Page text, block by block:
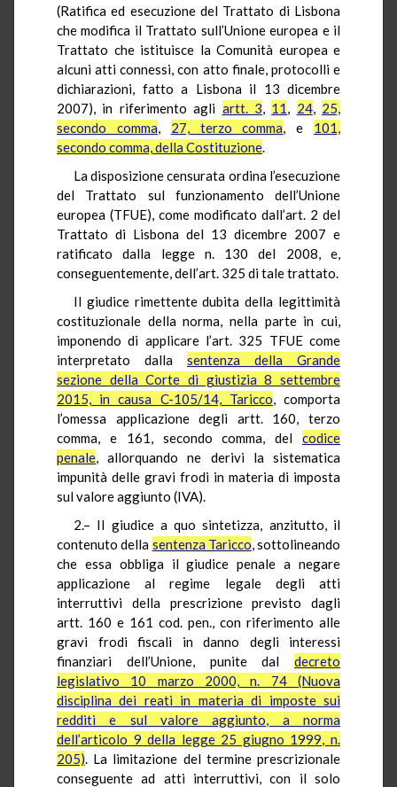
(Ratifica ed esecuzione del Trattato di Lisbona
che modifica il Trattato sull’Unione europea e il
Trattato che istituisce la Comunità europea e
alcuni atti connessi, con atto finale, protocolli e
dichiarazioni, fatto a Lisbona il 13 dicembre
2007), in riferimento agli artt. 3, 11, 24, 25,
secondo comma, 27, terzo comma, e 101,
secondo comma, della Costituzione.
La disposizione censurata ordina l’esecuzione
del Trattato sul funzionamento dell’Unione
europea (TFUE), come modificato dall’art. 2 del
Trattato di Lisbona del 13 dicembre 2007 e
ratificato dalla legge n. 130 del 2008, e,
conseguentemente, dell’art. 325 di tale trattato.
Il giudice rimettente dubita della legittimità
costituzionale della norma, nella parte in cui,
imponendo di applicare l’art. 325 TFUE come
interpretato dalla sentenza della Grande
sezione della Corte di giustizia 8 settembre
2015, in causa C-105/14, Taricco, comporta
l’omessa applicazione degli artt. 160, terzo
comma, e 161, secondo comma, del codice
penale, allorquando ne derivi la sistematica
impunità delle gravi frodi in materia di imposta
sul valore aggiunto (IVA).
2.– Il giudice a quo sintetizza, anzitutto, il
contenuto della sentenza Taricco, sottolineando
che essa obbliga il giudice penale a negare
applicazione al regime legale degli atti
interruttivi della prescrizione previsto dagli
artt. 160 e 161 cod. pen., con riferimento alle
gravi frodi fiscali in danno degli interessi
finanziari dell’Unione, punite dal decreto
legislativo 10 marzo 2000, n. 74 (Nuova
disciplina dei reati in materia di imposte sui
redditi e sul valore aggiunto, a norma
dell’articolo 9 della legge 25 giugno 1999, n.
205). La limitazione del termine prescrizionale
conseguente ad atti interruttivi, con il solo